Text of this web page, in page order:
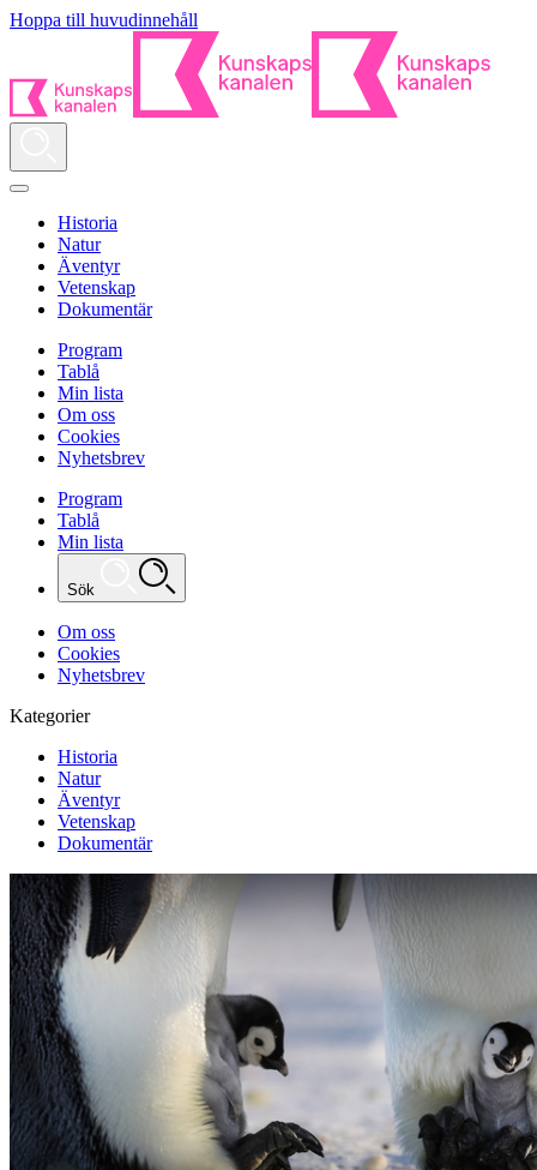
Hoppa till huvudinnehåll
Historia
Natur
Äventyr
Vetenskap
Dokumentär
Program
Tablå
Min lista
Om oss
Cookies
Nyhetsbrev
Program
Tablå
Min lista
Sök
Om oss
Cookies
Nyhetsbrev
Kategorier
Historia
Natur
Äventyr
Vetenskap
Dokumentär